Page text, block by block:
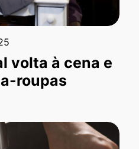
volta à cena e
roupas